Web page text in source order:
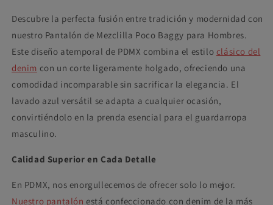
Descubre la perfecta fusión entre tradición y modernidad con
nuestro Pantalón de Mezclilla Poco Baggy para Hombres.
Este diseño atemporal de PDMX combina el estilo clásico del
denim con un corte ligeramente holgado, ofreciendo una
comodidad incomparable sin sacrificar la elegancia. El
lavado azul versátil se adapta a cualquier ocasión,
convirtiéndolo en la prenda esencial para el guardarropa
masculino.
Calidad Superior en Cada Detalle
En PDMX, nos enorgullecemos de ofrecer solo lo mejor.
Nuestro pantalón está confeccionado con denim de la más